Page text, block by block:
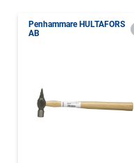
Penhammare HULTAFORS
AB